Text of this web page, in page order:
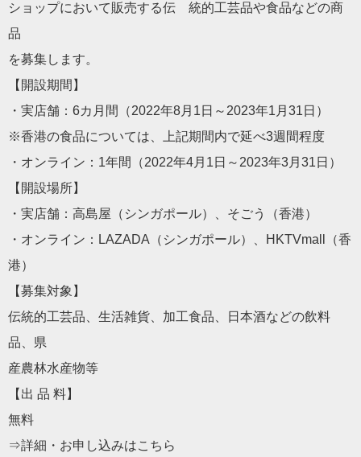
ショップにおいて販売する伝 統的工芸品や食品などの商
品
を募集します。
【開設期間】
・実店舗：6カ月間（2022年8月1日～2023年1月31日 ）
※香港の食品については、上記期間内で延べ3週間程度
・オンライン：1年間（2022年4月1日～2023年3月31 日）
【開設場所】
・実店舗：高島屋（シンガポール）、そごう（香港）
・オンライン：LAZADA（シンガポール）、HKTVmall
（香
港）
【募集対象】
伝統的工芸品、生活雑貨、加工食品、日本酒などの飲料
品、県
産農林水産物等
【出 品 料】
無料
⇒詳細・お申し込みはこちら